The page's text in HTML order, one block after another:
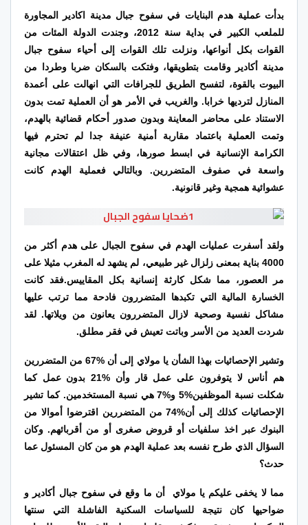
بدأت عملية هدم البنايات في سفوح جبال مدينة اكادير المجاورة
للملعب الكبير في بداية سنة 2012، وجندت الدولة المئات من
القوات بكل أنواعها، ونزلت تلك القوات إلى أحياء سفوح جبال
مدينة أكادير وقامت بتطويقها، وفتكت بالسكان ضربا وطردا من
البيوت بالقوة، لتفسح الطريق للجرافات التي انهالت على أعمدة
المنازل لترديها خرابا. والغريب في الأمر هو أن العملية تمت بدون
الاستناد على محاضر المعاينة وبدون صدور أحكام قضائية بالهدم،
وتمت العملية باعتماد مقاربة أمنية عنيفة جدا لم تحترم فيها
الكرامة الإنسانية في ابسط صورها، وفي ظل اعتقالات مجانية
واسعة في صفوف المتضررين. وبالتالي فعملية الهدم كانت
عشوائية همجية وغير قانونية.
ولقد أسفرت عمليات الهدم في سفوح الجبال على هدم أكثر من
4000 بناية بمعنى زلزال غير طبيعي، لم يشهد له المغرب مثيلا على
مر العصور، مما شكل كارثة إنسانية بكل المقاييس.فقد كانت
الخسارة المالية التي تكبدها المتضررون فادحة مما ترتب عليها
مشاكل نفسية وصحية لازال المتضررون يعانون من ويلاتها. لقد
شردت العديد من الأسر وباتت تعيش في فقر مطلق.
وتشير الإحصائيات بهذا الشأن يا مولاي إلى أن %67 من المتضررين
هم أناس لا يتوفرون على عمل قار وأن %21 بدون عمل كما
شكلت نسبة الموظفين%5 و%7 هي نسبة المستخدمين. كما تشير
الإحصائيات كذلك إلى أن%74 من المتضررين اقترضوا أموالا من
البنوك عبر اخذ سلفيات أو قروض صغرى أو من أقربائهم. وكان
السؤال الذي طرح نفسه بعد عملية الهدم هو من كان المسئول عما
حدث؟
مما لا يخفى عليكم يا مولاي
أن ما وقع في سفوح جبال أكادير و
ضواحيها كان نتيجة للسياسات السكنية الفاشلة التي سنتها